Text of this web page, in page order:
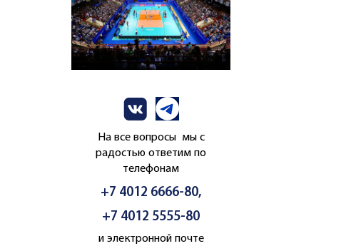
На все вопросы мы с
радостью ответим по
телефонам
+7 4012 6666-80,
+7 4012 5555-80
и электронной почте